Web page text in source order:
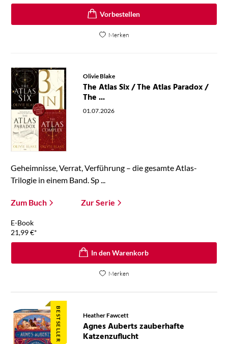
Vorbestellen
Merken
Olivie Blake
The Atlas Six / The Atlas Paradox /
The ...
01.07.2026
Geheimnisse, Verrat, Verführung – die gesamte Atlas-
Trilogie in einem Band. Sp ...
Zum Buch Zur Serie
E-Book
21,99€*
In den Warenkorb
Merken
BESTSELLER Heather Fawcett
Agnes Auberts zauberhafte
Katzenzuflucht